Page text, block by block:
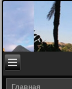
Главная